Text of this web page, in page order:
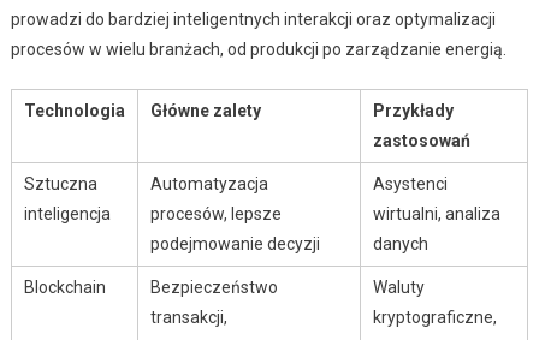
prowadzi do bardziej inteligentnych interakcji oraz optymalizacji
procesów w wielu branżach, od produkcji po zarządzanie energią.
Technologia Główne zalety
Przykłady
zastosowań
Sztuczna
inteligencja
Automatyzacja
procesów, lepsze
podejmowanie decyzji
Asystenci
wirtualni, analiza
danych
Blockchain
Bezpieczeństwo
transakcji,
Waluty
kryptograficzne,